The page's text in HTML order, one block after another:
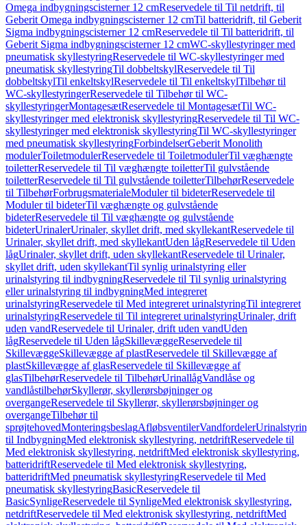
Omega indbygningscisterner 12 cmReservedele til Til netdrift, til
Geberit Omega indbygningscisterner 12 cmTil batteridrift, til Geberit
Sigma indbygningscisterner 12 cmReservedele til Til batteridrift, til
Geberit Sigma indbygningscisterner 12 cmWC-skyllestyringer med
pneumatisk skyllestyringReservedele til WC-skyllestyringer med
pneumatisk skyllestyringTil dobbeltskylReservedele til Til
dobbeltskylTil enkeltskylReservedele til Til enkeltskylTilbehør til
WC-skyllestyringerReservedele til Tilbehør til WC-
skyllestyringerMontagesætReservedele til MontagesætTil WC-
skyllestyringer med elektronisk skyllestyringReservedele til Til WC-
skyllestyringer med elektronisk skyllestyringTil WC-skyllestyringer
med pneumatisk skyllestyringForbindelserGeberit Monolith
modulerToiletmodulerReservedele til ToiletmodulerTil væghængte
toiletterReservedele til Til væghængte toiletterTil gulvstående
toiletterReservedele til Til gulvstående toiletterTilbehørReservedele
til TilbehørForbrugsmaterialeModuler til bideterReservedele til
Moduler til bideterTil væghængte og gulvstående
bideterReservedele til Til væghængte og gulvstående
bideterUrinalerUrinaler, skyllet drift, med skyllekantReservedele til
Urinaler, skyllet drift, med skyllekantUden lågReservedele til Uden
lågUrinaler, skyllet drift, uden skyllekantReservedele til Urinaler,
skyllet drift, uden skyllekantTil synlig urinalstyring eller
urinalstyring til indbygningReservedele til Til synlig urinalstyring
eller urinalstyring til indbygningMed integreret
urinalstyringReservedele til Med integreret urinalstyringTil integreret
urinalstyringReservedele til Til integreret urinalstyringUrinaler, drift
uden vandReservedele til Urinaler, drift uden vandUden
lågReservedele til Uden lågSkillevæggeReservedele til
SkillevæggeSkillevægge af plastReservedele til Skillevægge af
plastSkillevægge af glasReservedele til Skillevægge af
glasTilbehørReservedele til TilbehørUrinallågVandlåse og
vandlåstilbehørSkyllerør, skyllerørsbøjninger og
overgangeReservedele til Skyllerør, skyllerørsbøjninger og
overgangeTilbehør til
sprøjtehovedMonteringsbeslagAfløbsventilerVandfordeler
til IndbygningMed elektronisk skyllestyring, netdriftReservedele til
Med elektronisk skyllestyring, netdriftMed elektronisk skyllestyring,
batteridriftReservedele til Med elektronisk skyllestyring,
batteridriftMed pneumatisk skyllestyringReservedele til Med
pneumatisk skyllestyringBasicReservedele til
BasicSynligeReservedele til SynligeMed elektronisk skyllestyring,
netdriftReservedele til Med elektronisk skyllestyring, netdriftMed